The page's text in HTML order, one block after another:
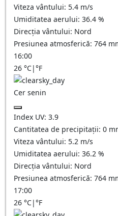
Viteza vântului: 5.4 m/s
Umiditatea aerului: 36.4 %
Direcția vântului: Nord
Presiunea atmosferică: 764
16:00
26 °C|°F
Cer senin
Index UV: 3.9
Cantitatea de precipitații: 0
Viteza vântului: 5.2 m/s
Umiditatea aerului: 36.2 %
Direcția vântului: Nord
Presiunea atmosferică: 764
17:00
26 °C|°F